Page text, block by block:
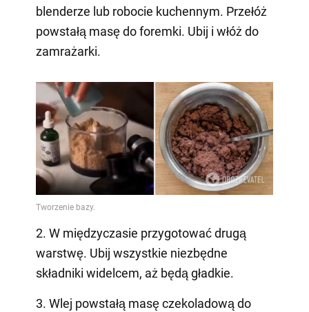
blenderze lub robocie kuchennym. Przełóż
powstałą masę do foremki. Ubij i włóż do
zamrażarki.
2. W międzyczasie przygotować drugą
warstwę. Ubij wszystkie niezbędne
składniki widelcem, aż będą gładkie.
3. Wlej powstałą masę czekoladową do